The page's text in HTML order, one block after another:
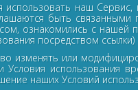
наш
быть связанными
ознакомились с нашей
посредством
изменять или
Условия использования
наших Условий